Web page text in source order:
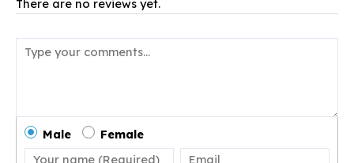
There are no reviews yet.
Male Female